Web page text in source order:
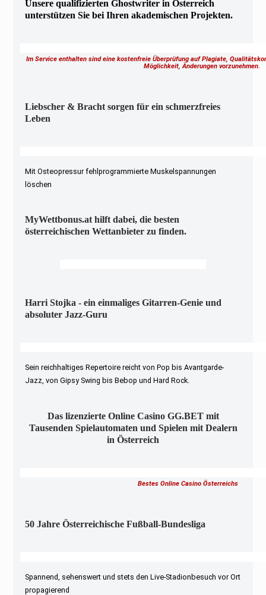
Unsere qualifizierten Ghostwriter in Österreich
unterstützen Sie bei Ihren akademischen Projekten.
Im Service enthalten sind eine kostenfreie Überprüfung auf Plagiate,
Möglichkeit, Änderungen vorzunehmen.
Liebscher & Bracht sorgen für ein schmerzfreies
Leben
Mit Osteopressur fehlprogrammierte Muskelspannungen
löschen
MyWettbonus.at hilft dabei, die besten
österreichischen Wettanbieter zu finden.
Harri Stojka - ein einmaliges Gitarren-Genie und
absoluter Jazz-Guru
Sein reichhaltiges Repertoire reicht von Pop bis Avantgarde-
Jazz, von Gipsy Swing bis Bebop und Hard Rock.
Das lizenzierte Online Casino GG.BET mit
Tausenden Spielautomaten und Spielen mit Dealern
in Österreich
Bestes Online Casino Österreichs
50 Jahre Österreichische Fußball-Bundesliga
Spannend, sehenswert und stets den Live-Stadionbesuch vor Ort
propagierend